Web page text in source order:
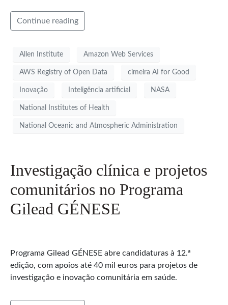
Continue reading
Allen Institute Amazon Web Services
AWS Registry of Open Data cimeira AI for Good
Inovação Inteligência artificial NASA
National Institutes of Health
National Oceanic and Atmospheric Administration
Investigação clínica e projetos
comunitários no Programa
Gilead GÉNESE
Programa Gilead GÉNESE abre candidaturas à 12.ª
edição, com apoios até 40 mil euros para projetos de
investigação e inovação comunitária em saúde.